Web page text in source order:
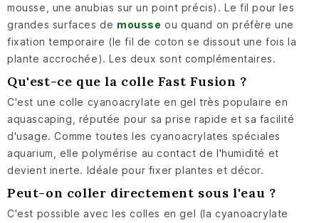
mousse, une anubias sur un point précis). Le fil pour les
grandes surfaces de mousse ou quand on préfère une
fixation temporaire (le fil de coton se dissout une fois la
plante accrochée). Les deux sont complémentaires.
Qu'est-ce que la colle Fast Fusion ?
C'est une colle cyanoacrylate en gel très populaire en
aquascaping, réputée pour sa prise rapide et sa facilité
d'usage. Comme toutes les cyanoacrylates spéciales
aquarium, elle polymérise au contact de l'humidité et
devient inerte. Idéale pour fixer plantes et décor.
Peut-on coller directement sous l'eau ?
C'est possible avec les colles en gel (la cyanoacrylate